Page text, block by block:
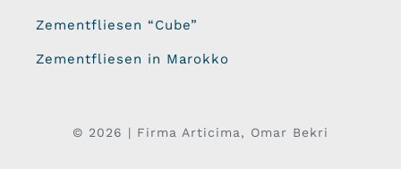
Zementfliesen “Cube”
Zementfliesen in Marokko
© 2026 | Firma Articima, Omar Bekri